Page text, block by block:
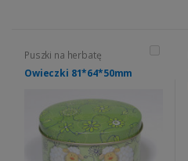
Puszki na herbatę
Owieczki 81*64*50mm